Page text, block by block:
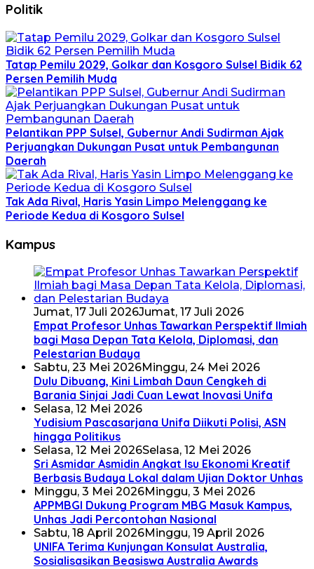
Politik
Tatap Pemilu 2029, Golkar dan Kosgoro Sulsel Bidik 62
Persen Pemilih Muda
Pelantikan PPP Sulsel, Gubernur Andi Sudirman Ajak
Perjuangkan Dukungan Pusat untuk Pembangunan
Daerah
Tak Ada Rival, Haris Yasin Limpo Melenggang ke
Periode Kedua di Kosgoro Sulsel
Kampus
Jumat, 17 Juli 2026Jumat, 17 Juli 2026
Empat Profesor Unhas Tawarkan Perspektif Ilmiah
bagi Masa Depan Tata Kelola, Diplomasi, dan
Pelestarian Budaya
Sabtu, 23 Mei 2026Minggu, 24 Mei 2026
Dulu Dibuang, Kini Limbah Daun Cengkeh di
Barania Sinjai Jadi Cuan Lewat Inovasi Unifa
Selasa, 12 Mei 2026
Yudisium Pascasarjana Unifa Diikuti Polisi, ASN
hingga Politikus
Selasa, 12 Mei 2026Selasa, 12 Mei 2026
Sri Asmidar Asmidin Angkat Isu Ekonomi Kreatif
Berbasis Budaya Lokal dalam Ujian Doktor Unhas
Minggu, 3 Mei 2026Minggu, 3 Mei 2026
APPMBGI Dukung Program MBG Masuk Kampus,
Unhas Jadi Percontohan Nasional
Sabtu, 18 April 2026Minggu, 19 April 2026
UNIFA Terima Kunjungan Konsulat Australia,
Sosialisasikan Beasiswa Australia Awards